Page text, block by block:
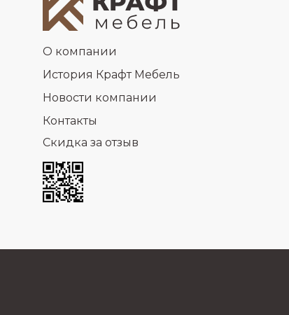
О компании
История Крафт Мебель
Новости компании
Контакты
Скидка за отзыв